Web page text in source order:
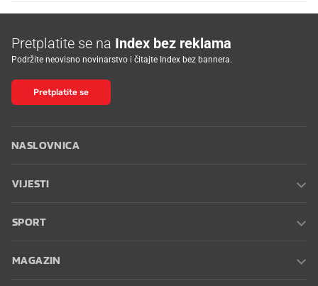
Pretplatite se na Index bez reklama
Podržite neovisno novinarstvo i čitajte Index bez bannera.
Pretplatite se
NASLOVNICA
VIJESTI
SPORT
MAGAZIN